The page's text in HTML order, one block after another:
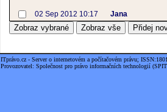
02 Sep 2012 10:17 Jana
ITprávo.cz - Server o internetovém a počítačovém právu;
Provozovatel: Společnost pro právo informačních technologií